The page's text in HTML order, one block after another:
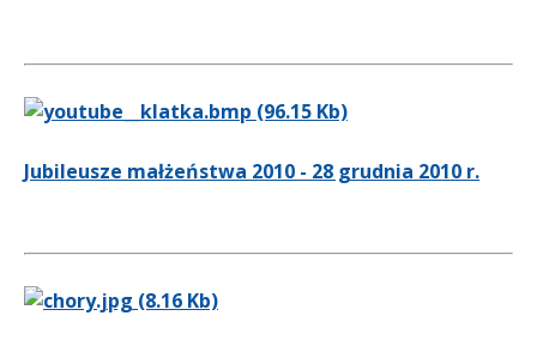
Jubileusze małżeństwa 2010 - 28 grudnia 2010 r.